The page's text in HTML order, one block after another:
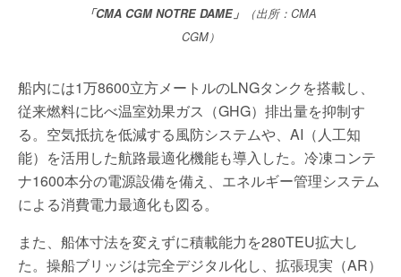
「CMA CGM NOTRE DAME」
（出所：CMA
CGM）
船内には1万8600立方メートルのLNGタンクを搭載し、
従来燃料に比べ温室効果ガス（GHG）排出量を抑制す
る。空気抵抗を低減する風防システムや、AI（人工知
能）を活用した航路最適化機能も導入した。冷凍コンテ
ナ1600本分の電源設備を備え、エネルギー管理システム
による消費電力最適化も図る。
また、船体寸法を変えずに積載能力を280TEU拡大し
た。操船ブリッジは完全デジタル化し、拡張現実（AR）